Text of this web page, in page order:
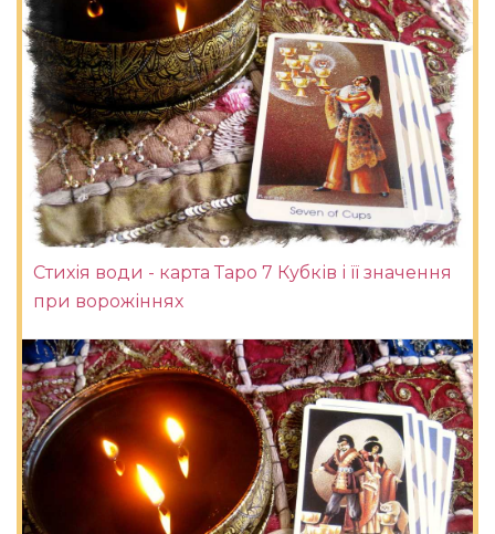
Стихія води - карта Таро 7 Кубків і її значення
при ворожіннях